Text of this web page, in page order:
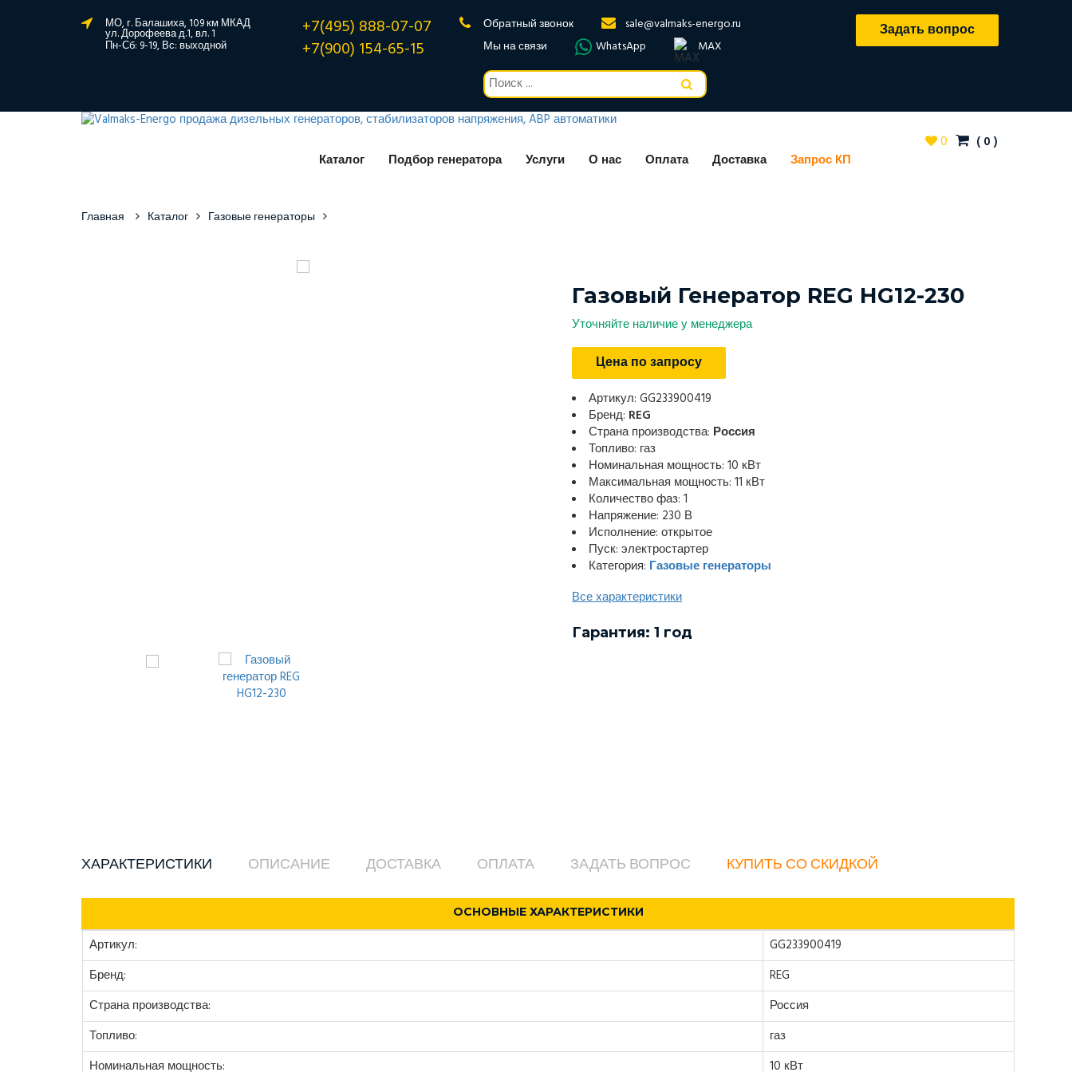
МО, г. Балашиха, 109 км МКАД
ул. Дорофеева д.1, вл. 1
Пн-Сб: 9-19, Вс: выходной
+7(495) 888-07-07
+7(900) 154-65-15
Обратный звонок
sale@valmaks-energo.ru
Мы на связи
WhatsApp MAX
Задать вопрос
Каталог Подбор генератора Услуги О нас Оплата Доставка Запрос КП
0 ( 0)
Главная Каталог Газовые генераторы
Газовый Генератор REG HG12-230
Уточняйте наличие у менеджера
Цена по запросу
Артикул: GG233900419
Бренд: REG
Страна производства: Россия
Топливо: газ
Номинальная мощность: 10 кВт
Максимальная мощность: 11 кВт
Количество фаз: 1
Напряжение: 230 В
Исполнение: открытое
Пуск: электростартер
Категория: Газовые генераторы
Все характеристики
Гарантия: 1 год
ХАРАКТЕРИСТИКИ ОПИСАНИЕ ДОСТАВКА ОПЛАТА ЗАДАТЬ ВОПРОС КУПИТЬ СО СКИДКОЙ
ОСНОВНЫЕ ХАРАКТЕРИСТИКИ
Артикул:
GG233900419
Бренд:
REG
Страна производства:
Россия
Топливо:
газ
Номинальная мощность:
10 кВт